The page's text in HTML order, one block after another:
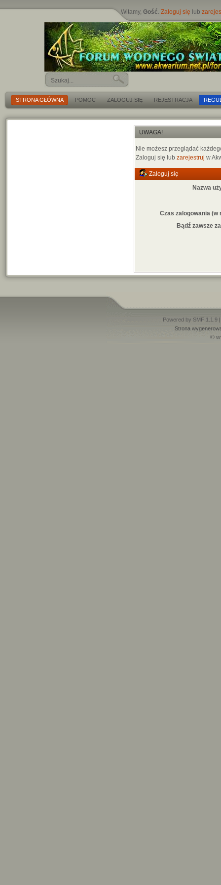
Witamy,Gość.Zaloguj się lub
STRONA GŁÓWNA POMOC ZALOGUJ SIĘ REJESTRACJA
UWAGA!
Nie możesz przeglądać
Zaloguj się lubzarejestruj w
Zaloguj się
Nazwa
Czas zalogowania (w
Bądź zawsze
Powered by SMF 1.1.9
Strona
©